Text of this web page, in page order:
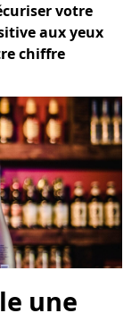
votre
aux yeux
chiffre
une